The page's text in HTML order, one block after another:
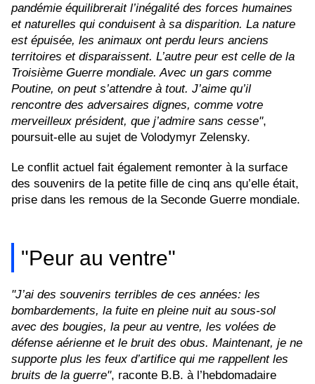
pandémie équilibrerait l’inégalité des forces humaines
et naturelles qui conduisent à sa disparition. La nature
est épuisée, les animaux ont perdu leurs anciens
territoires et disparaissent. L’autre peur est celle de la
Troisième Guerre mondiale. Avec un gars comme
Poutine, on peut s’attendre à tout. J’aime qu’il
rencontre des adversaires dignes, comme votre
merveilleux président, que j’admire sans cesse",
poursuit-elle au sujet de Volodymyr Zelensky.
Le conflit actuel fait également remonter à la surface
des souvenirs de la petite fille de cinq ans qu’elle était,
prise dans les remous de la Seconde Guerre mondiale.
"Peur au ventre"
"J’ai des souvenirs terribles de ces années: les
bombardements, la fuite en pleine nuit au sous-sol
avec des bougies, la peur au ventre, les volées de
défense aérienne et le bruit des obus. Maintenant, je ne
supporte plus les feux d’artifice qui me rappellent les
bruits de la guerre", raconte B.B. à l’hebdomadaire